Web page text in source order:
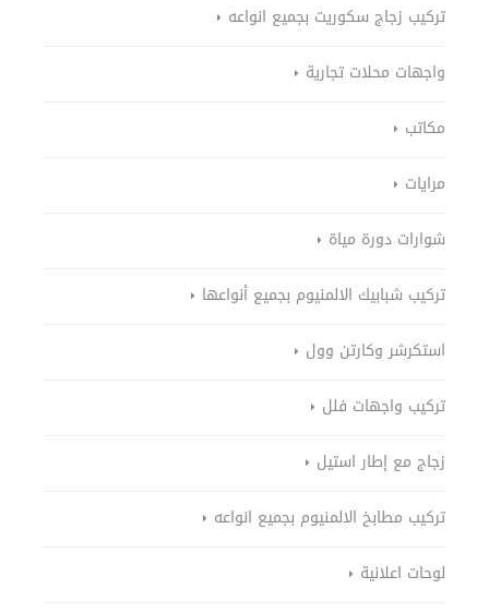
تركيب زجاج سكوريت بجميع انواعه
واجهات محلات تجارية
مكاتب
مرايات
شوارات دورة مياة
تركيب شبابيك الالمنيوم بجميع أنواعها
استكرشر وكارتن وول
تركيب واجهات فلل
زجاج مع إطار استيل
تركيب مطابخ الالمنيوم بجميع انواعه
لوحات اعلانية